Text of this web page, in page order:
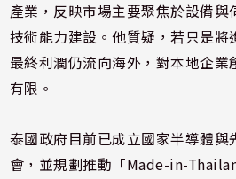
產業，反映市場主要聚焦於設備與
技術能力建設。他質疑，若只是將
最終利潤仍流向海外，對本地企業
有限。
泰國政府目前已成立國家半導體與
會，並規劃推動「Made-in-